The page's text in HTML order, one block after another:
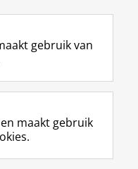
L
i
k
e
gebruik van
maakt gebruik